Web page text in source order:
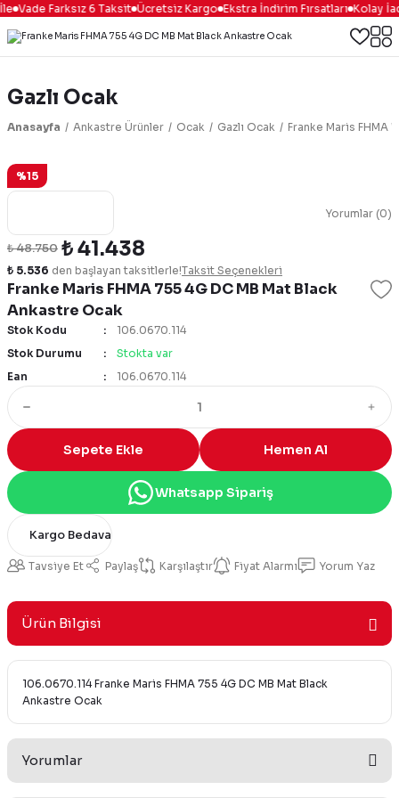
Vade Farksız 6 Taksit Ücretsiz Kargo Ekstra İndirim Fırsatları Kolay
Gazlı Ocak
Anasayfa Ankastre Ürünler Ocak Gazlı Ocak Franke Maris FHMA
%15
Yorumlar (0)
Franke Maris FHMA 755 4G DC MB Mat Black
Ankastre Ocak
₺ 48.750 ₺ 41.438
₺ 5.536 den başlayan taksitlerle!Taksit Seçenekleri
Stok Kodu
106.0670.114
Stok Durumu
Stokta var
Ean
106.0670.114
Sepete Ekle Hemen Al
Whatsapp Sipariş
Kargo Bedava
Tavsiye Et Paylaş Karşılaştır Fiyat Alarmı Yorum Yaz
Ürün Bilgisi
106.0670.114 Franke Maris FHMA 755 4G DC MB Mat Black
Ankastre Ocak
Yorumlar